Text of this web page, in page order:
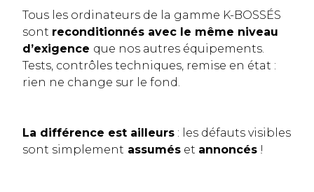
Tous les ordinateurs de la gamme K-BOSSÉS
sont reconditionnés avec le même niveau
d’exigence que nos autres équipements.
Tests, contrôles techniques, remise en état :
rien ne change sur le fond.
La différence est ailleurs : les défauts visibles
sont simplement assumés et annoncés !